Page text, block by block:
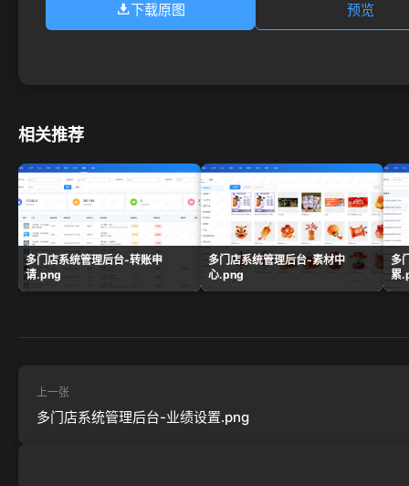
下载原图 预览
相关推荐
多门店系统管理后台-转账申
请.png
多门店系统管理后台-素材中
心.png
多
累
上一张
多门店系统管理后台-业绩设置.png